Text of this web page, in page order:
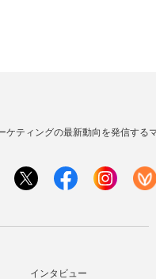
ティングの最新動向を発信する
インタビュー